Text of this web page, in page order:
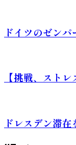
ドイツのゼン
【挑戦、スト
ドレスデン滞